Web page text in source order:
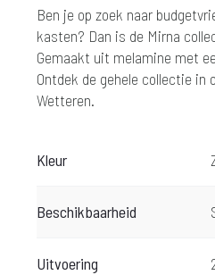
Ben je op zoek naar
kasten? Dan is de Mirna
Gemaakt uit melamine met
Ontdek de gehele collectie in
Wetteren.
Kleur
Beschikbaarheid
Uitvoering